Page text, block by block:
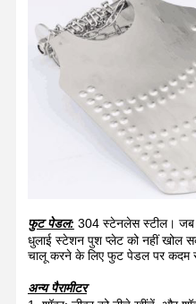
फुट पेडल: 304 स्टेनलेस स्टील। जब
धुलाई स्टेशन पुश प्लेट को नहीं खोल
चालू करने के लिए फुट पेडल पर कदम
अन्य पैरामीटर